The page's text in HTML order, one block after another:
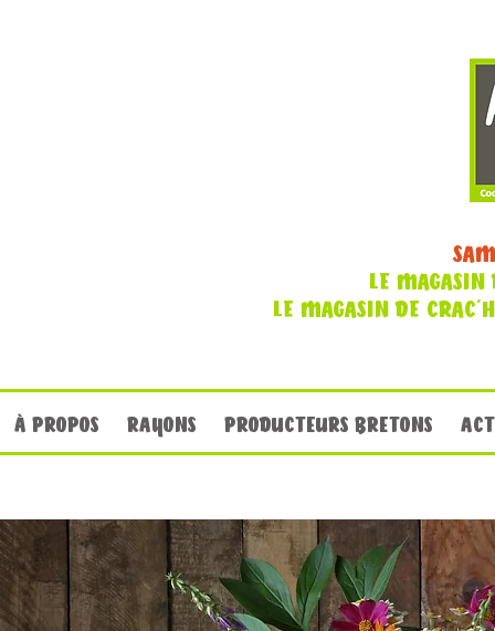
LE MAGASIN
LE MAGASIN DE
À PROPOS RAYONS PRODUCTEURS BRETONS